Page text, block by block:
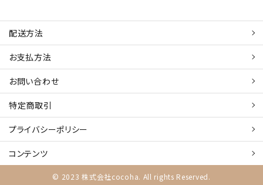
配送方法
お支払方法
お問い合わせ
特定商取引
プライバシーポリシー
コンテンツ
© 2023 株式会社cocoha. All rights Reserved.